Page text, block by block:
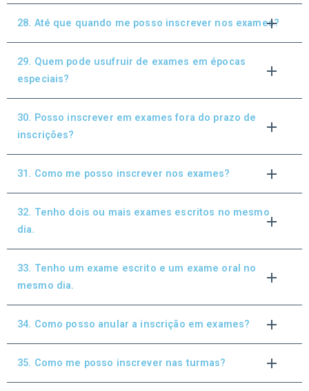
28. Até que quando me posso inscrever nos exames?
29. Quem pode usufruir de exames em épocas
especiais?
30. Posso inscrever em exames fora do prazo de
inscrições?
31. Como me posso inscrever nos exames?
32. Tenho dois ou mais exames escritos no mesmo
dia.
33. Tenho um exame escrito e um exame oral no
mesmo dia.
34. Como posso anular a inscrição em exames?
35. Como me posso inscrever nas turmas?